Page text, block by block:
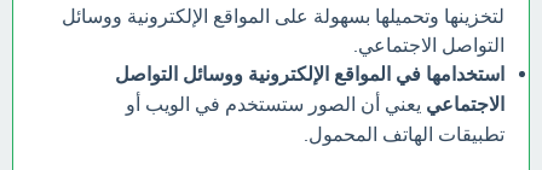
لتخزينها وتحميلها بسهولة على المواقع الإلكترونية ووسائل
التواصل الاجتماعي.
استخدامها في المواقع الإلكترونية ووسائل التواصل
الاجتماعي يعني أن الصور ستستخدم في الويب أو
تطبيقات الهاتف المحمول.